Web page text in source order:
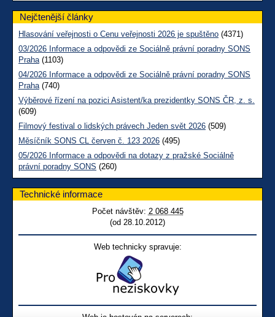
Nejčtenější články
Hlasování veřejnosti o Cenu veřejnosti 2026 je spuštěno (4371)
03/2026 Informace a odpovědi ze Sociálně právní poradny SONS
Praha(1103)
04/2026 Informace a odpovědi ze Sociálně právní poradny SONS
Praha(740)
Výběrové řízení na pozici Asistent/ka prezidentky SONS ČR, z. s.
(609)
Filmový festival o lidských právech Jeden svět 2026 (509)
Měsíčník SONS CL červen č. 123 2026 (495)
05/2026 Informace a odpovědi na dotazy z pražské Sociálně
právní poradny SONS (260)
Technické informace
Počet návštěv: 2 068 445
(od 28.10.2012)
Web technicky spravuje: